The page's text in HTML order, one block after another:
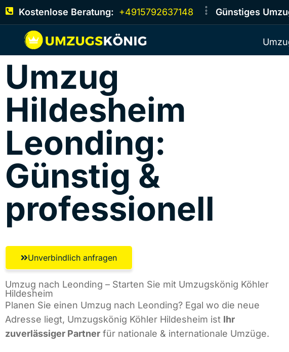
Kostenlose Beratung: +4915792637148 Günstiges
Umzug
Hildesheim​
Leonding:
Günstig &
professionell​
Unverbindlich anfragen
Umzug nach Leonding – Starten Sie mit Umzugskönig Köhler
Hildesheim
Planen Sie einen Umzug nach Leonding? Egal wo die neue
Adresse liegt, Umzugskönig Köhler Hildesheim ist Ihr
zuverlässiger Partner für nationale & internationale Umzüge.